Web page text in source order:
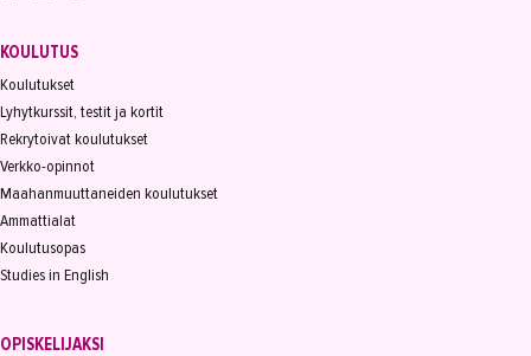
KOULUTUS
Koulutukset
Lyhytkurssit, testit ja kortit
Rekrytoivat koulutukset
Verkko-opinnot
Maahanmuuttaneiden koulutukset
Ammattialat
Koulutusopas
Studies in English
OPISKELIJAKSI